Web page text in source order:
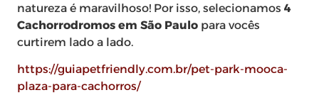
natureza é maravilhoso! Por isso, selecionamos 4
Cachorrodromos em São Paulo para vocês
curtirem lado a lado.
https://guiapetfriendly.com.br/pet-park-mooca-
plaza-para-cachorros/